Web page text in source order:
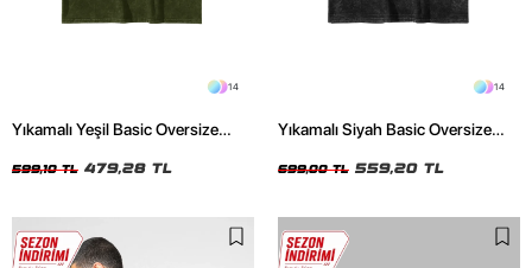
14
Yıkamalı Yeşil Basic Oversize
599,10 TL 479,28 TL
14
Yıkamalı Siyah Basic Oversize
699,00 TL 559,20 TL